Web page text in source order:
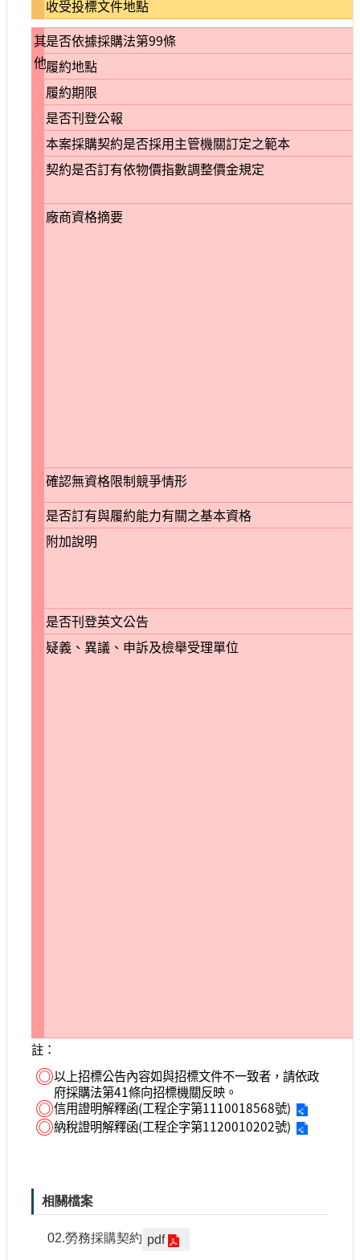
收受投標文件地點
其
他
是否依據採購法第99條
履約地點
履約期限
是否刊登公報
本案採購契約是否採用主管機關訂定之範本
契約是否訂有依物價指數調整價金規定
廠商資格摘要
確認無資格限制競爭情形
是否訂有與履約能力有關之基本資格
附加說明
是否刊登英文公告
疑義、異議、申訴及檢舉受理單位
註：
◎以上招標公告內容如與招標文件不一致者，請依政
府採購法第41條向招標機關反映。
◎信用證明解釋函(工程企字第1110018568號)
◎納稅證明解釋函(工程企字第1120010202號)
相關檔案
02.勞務採購契約 pdf